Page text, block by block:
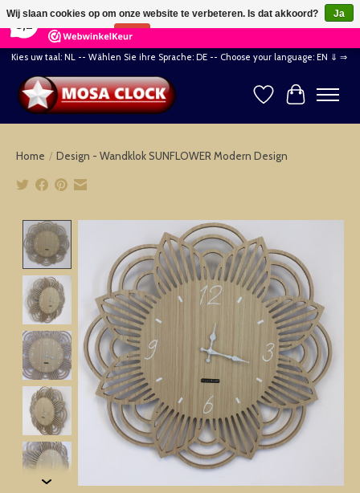
164 Reviews ×
Kies uw taal: NL -- Wählen Sie ihre Sprache: DE -- Choose your language: EN ⇓ ⇒
Verlanglijst
Home / Design - Wandklok SUNFLOWER Modern Design
Product image slideshow Items
Wij slaan cookies op om onze website te verbeteren. Is dat akkoord?
Ja
Nee